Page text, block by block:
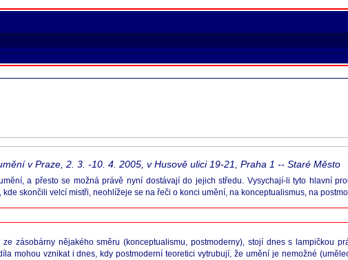
v Praze, 2. 3. -10. 4. 2005, v Husově ulici 19-21, Praha 1 -- Staré Město
a přesto se možná právě nyní dostávají do jejich středu. Vysychají-li tyto hlavní
skončili velcí mistři, neohlížeje se na řeči o konci umění, na konceptualismus, na
zásobárny nějakého směru (konceptualismu, postmoderny), stojí dnes s lampičkou
mohou vznikat i dnes, kdy postmoderní teoretici vytrubují, že umění je nemožné